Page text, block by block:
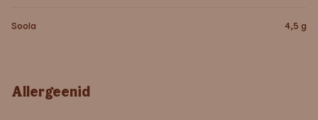
Soola 4,5 g
Allergeenid